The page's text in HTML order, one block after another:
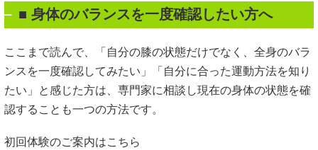
■ 身体のバランスを一度確認したい方へ
ここまで読んで、「自分の膝の状態だけでなく、全身のバラ
ンスを一度確認してみたい」「自分に合った運動方法を知り
たい」と感じた方は、専門家に相談し現在の身体の状態を確
認することも一つの方法です。
初回体験のご案内はこちら